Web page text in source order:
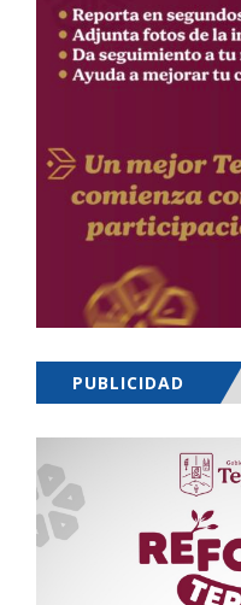
PUBLICIDAD